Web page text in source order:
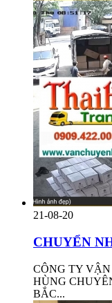
21-08-20
CHUYỂN
CÔNG TY
HÙNG
BẮC...